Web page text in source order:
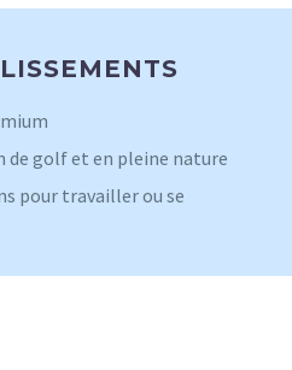
de golf et en pleine nature
pour travailler ou se